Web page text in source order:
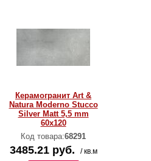
Керамогранит Art &
Natura Moderno Stucco
Silver Matt 5,5 mm
60х120
Код товара:68291
3485.21 руб. / кв.м